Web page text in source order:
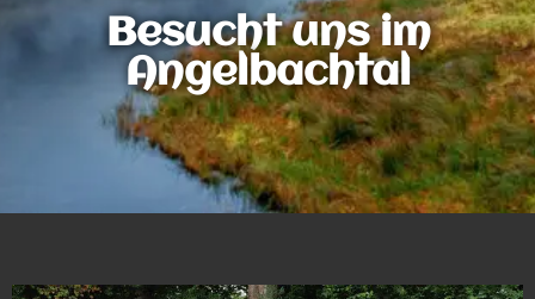
Besucht uns im
Angelbachtal